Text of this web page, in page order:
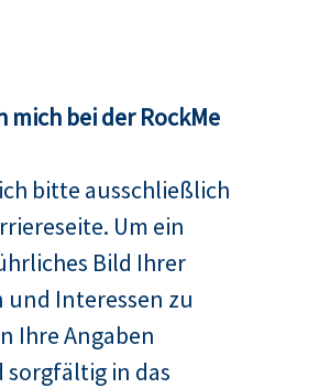
mich bei der RockMe
bitte ausschließlich
Um ein
Bild Ihrer
Interessen zu
Ihre Angaben
in das